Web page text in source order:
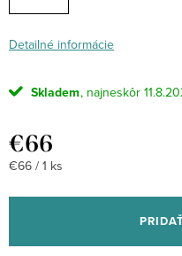
Detailné informácie
Skladem
€66
Jednotková
€66 / 1 ks